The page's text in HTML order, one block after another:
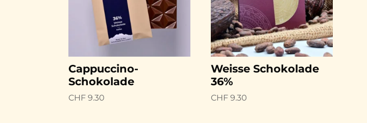
Cappuccino-
Schokolade
CHF 9.30
Weisse Schokolade
36%
CHF 9.30